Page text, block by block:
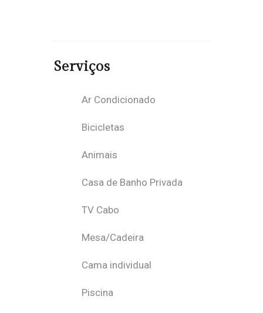
Serviços
Ar Condicionado
Bicicletas
Animais
Casa de Banho Privada
TV Cabo
Mesa/Cadeira
Cama individual
Piscina